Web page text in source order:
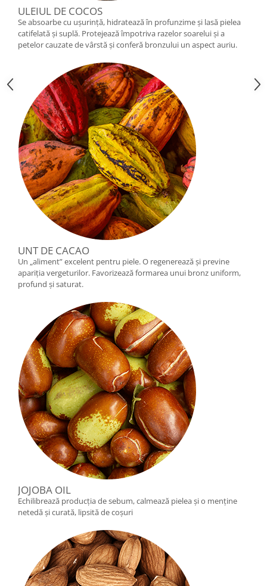
ULEIUL DE COCOS
Se absoarbe cu ușurință, hidratează în profunzime și lasă pielea
catifelată și suplă. Protejează împotriva razelor soarelui și a
petelor cauzate de vârstă și conferă bronzului un aspect auriu.
UNT DE CACAO
Un „aliment” excelent pentru piele. O regenerează și previne
apariția vergeturilor. Favorizează formarea unui bronz uniform,
profund și saturat.
JOJOBA OIL
Echilibrează producția de sebum, calmează pielea și o menține
netedă și curată, lipsită de coșuri